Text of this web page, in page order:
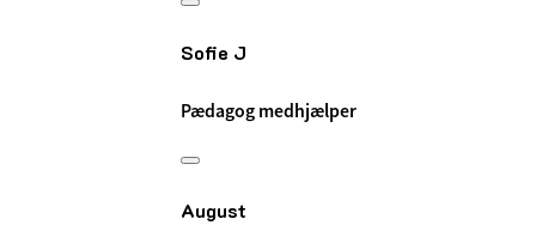
Sofie J
Pædagog medhjælper
August